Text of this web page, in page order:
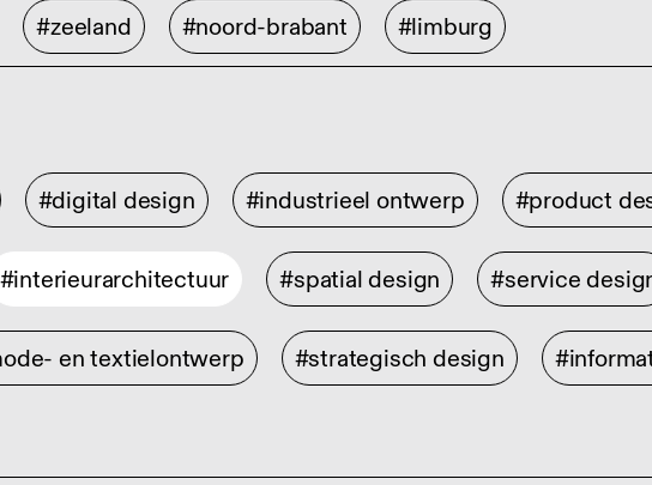
#zeeland #noord-brabant #limburg
#digital design #industrieel ontwerp #product
#interieurarchitectuur #spatial design #service
en textielontwerp #strategisch design